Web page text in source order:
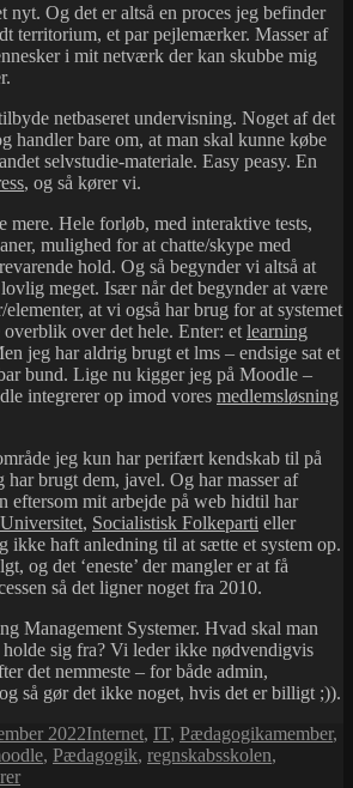
nyt. Og det er altså en proces jeg befinder
territorium, et par pejlemærker. Masser af
i mit netværk der kan skubbe mig
netbaseret undervisning. Noget af det
handler bare om, at man skal kunne købe
selvstudie-materiale. Easy peasy. En
, og så kører vi.
Hele forløb, med interaktive tests,
mulighed for at chatte/skype med
hold. Og så begynder vi altså at
meget. Især når det begynder at være
at vi også har brug for at systemet
over det hele. Enter: et learning
jeg har aldrig brugt et lms – endsige sat et
bund. Lige nu kigger jeg på Moodle –
integrerer op imod vores medlemsløsning
jeg kun har perifært kendskab til på
har brugt dem, javel. Og har masser af
eftersom mit arbejde på web hidtil har
, Socialistisk Folkeparti eller
ikke haft anledning til at sætte et system op.
og det ‘eneste’ der mangler er at få
så det ligner noget fra 2010.
Management Systemer. Hvad skal man
sig fra? Vi leder ikke nødvendigvis
det nemmeste – for både admin,
så gør det ikke noget, hvis det er billigt ;)).
2022Kategorier
Internet, IT, PædagogikTags
amember,
, Pædagogik, regnskabsskolen,
til